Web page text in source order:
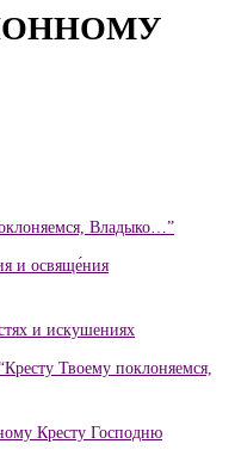
Владыко…”
и освяще́ния
и искушениях
Твоему поклоняемся,
Кресту Господню